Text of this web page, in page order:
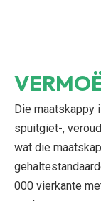
Die maatskappy
spuitgiet-,
wat die
000 vierkante